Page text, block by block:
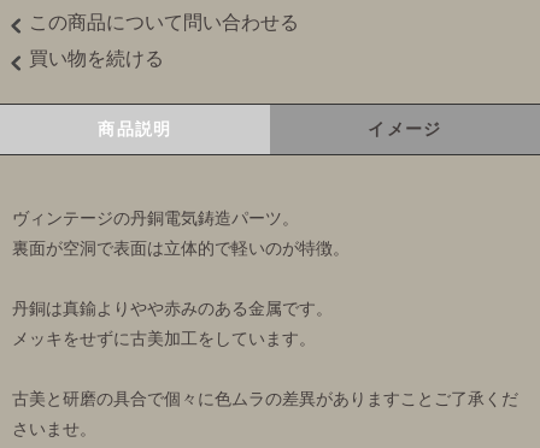
この商品について問い合わせる
買い物を続ける
商品説明 イメージ
ヴィンテージの丹銅電気鋳造パーツ。
裏面が空洞で表面は立体的で軽いのが特徴。
丹銅は真鍮よりやや赤みのある金属です。
メッキをせずに古美加工をしています。
古美と研磨の具合で個々に色ムラの差異がありますことご了承くだ
さいませ。